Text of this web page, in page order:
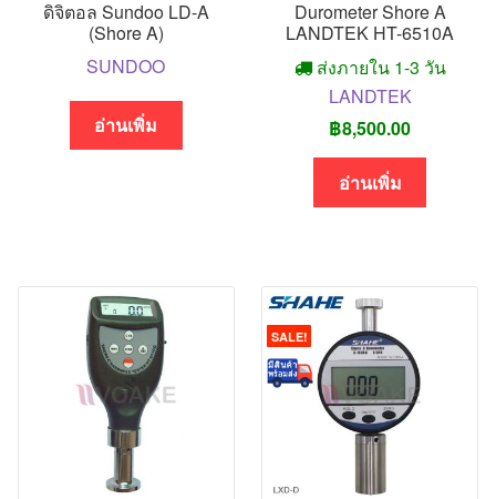
ดิจิตอล Sundoo LD-A
(Shore A)
SUNDOO
อ่านเพิ่ม
Durometer Shore A
LANDTEK HT-6510A
ส่งภายใน 1-3 วัน
LANDTEK
฿8,500.00
อ่านเพิ่ม
SALE!